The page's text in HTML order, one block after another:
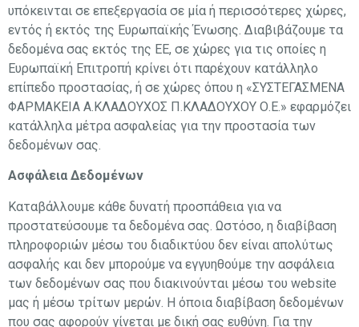
υπόκεινται σε επεξεργασία σε μία ή περισσότερες χώρες,
εντός ή εκτός της Ευρωπαϊκής Ένωσης. Διαβιβάζουμε τα
δεδομένα σας εκτός της ΕΕ, σε χώρες για τις οποίες η
Ευρωπαϊκή Επιτροπή κρίνει ότι παρέχουν κατάλληλο
επίπεδο προστασίας, ή σε χώρες όπου η «ΣΥΣΤΕΓΑΣΜΕΝΑ
ΦΑΡΜΑΚΕΙΑ Α.ΚΛΑΔΟΥΧΟΣ Π.ΚΛΑΔΟΥΧΟΥ Ο.Ε.» εφαρμόζει
κατάλληλα μέτρα ασφαλείας για την προστασία των
δεδομένων σας.
Ασφάλεια Δεδομένων
Καταβάλλουμε κάθε δυνατή προσπάθεια για να
προστατεύσουμε τα δεδομένα σας. Ωστόσο, η διαβίβαση
πληροφοριών μέσω του διαδικτύου δεν είναι απολύτως
ασφαλής και δεν μπορούμε να εγγυηθούμε την ασφάλεια
των δεδομένων σας που διακινούνται μέσω του website
μας ή μέσω τρίτων μερών. Η όποια διαβίβαση δεδομένων
που σας αφορούν γίνεται με δική σας ευθύνη. Για την